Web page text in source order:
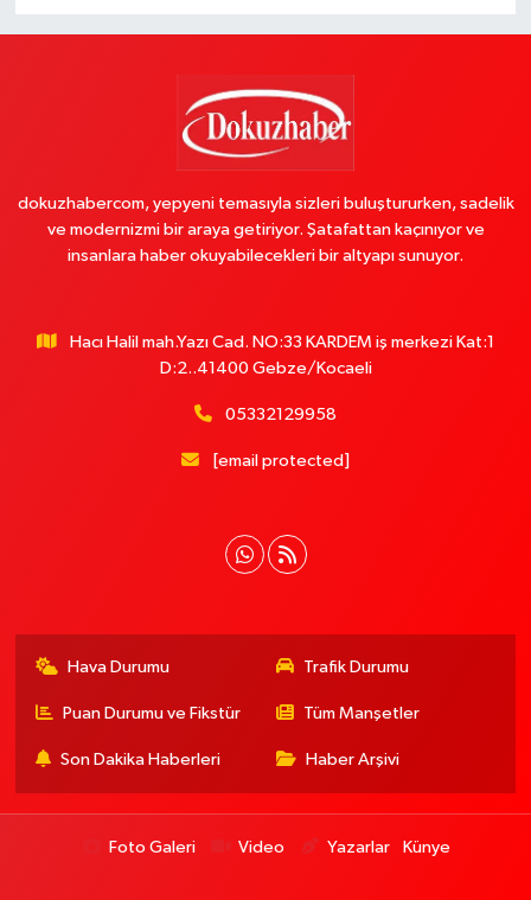
dokuzhabercom, yepyeni temasıyla sizleri buluştururken, sadelik
ve modernizmi bir araya getiriyor. Şatafattan kaçınıyor ve
insanlara haber okuyabilecekleri bir altyapı sunuyor.
Hacı Halil mah.Yazı Cad. NO:33 KARDEM iş merkezi Kat:1
D:2..41400 Gebze/Kocaeli
05332129958
[email protected]
Hava Durumu Trafik Durumu
Puan Durumu ve Fikstür Tüm Manşetler
Son Dakika Haberleri Haber Arşivi
Foto Galeri Video Yazarlar Künye